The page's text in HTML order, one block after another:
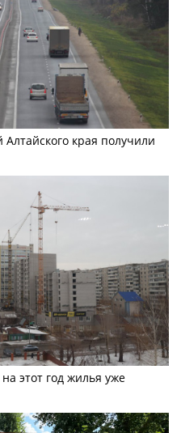
Алтайского края получили
этот год жилья уже